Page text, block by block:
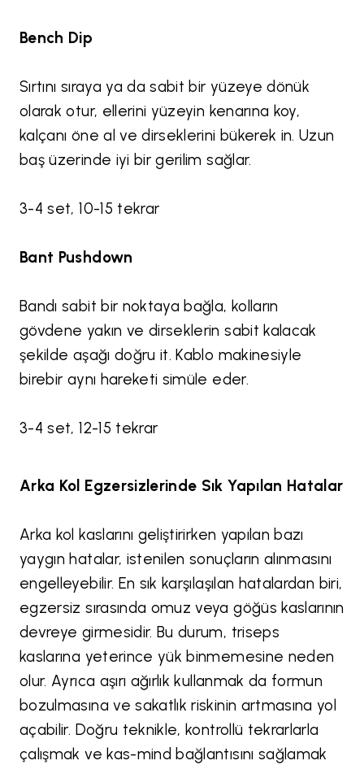
Bench Dip
Sırtını sıraya ya da sabit bir yüzeye dönük
olarak otur, ellerini yüzeyin kenarına koy,
kalçanı öne al ve dirseklerini bükerek in. Uzun
baş üzerinde iyi bir gerilim sağlar.
3-4 set, 10-15 tekrar
Bant Pushdown
Bandı sabit bir noktaya bağla, kolların
gövdene yakın ve dirseklerin sabit kalacak
şekilde aşağı doğru it. Kablo makinesiyle
birebir aynı hareketi simüle eder.
3-4 set, 12-15 tekrar
Arka Kol Egzersizlerinde Sık Yapılan Hatalar
Arka kol kaslarını geliştirirken yapılan bazı
yaygın hatalar, istenilen sonuçların alınmasını
engelleyebilir. En sık karşılaşılan hatalardan biri,
egzersiz sırasında omuz veya göğüs kaslarının
devreye girmesidir. Bu durum, triseps
kaslarına yeterince yük binmemesine neden
olur. Ayrıca aşırı ağırlık kullanmak da formun
bozulmasına ve sakatlık riskinin artmasına yol
açabilir. Doğru teknikle, kontrollü tekrarlarla
çalışmak ve kas-mind bağlantısını sağlamak